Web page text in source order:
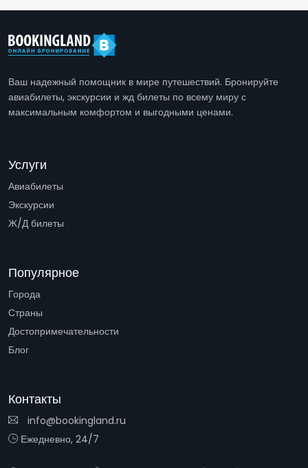
Ваш надежный помощник в мире путешествий. Бронируйте
авиабилеты, экскурсии и жд билеты по всему миру с
максимальным комфортом и выгодными ценами.
Услуги
Авиабилеты
Экскурсии
Ж/Д билеты
Популярное
Города
Страны
Достопримечательности
Блог
Контакты
info@bookingland.ru
Ежедневно, 24/7